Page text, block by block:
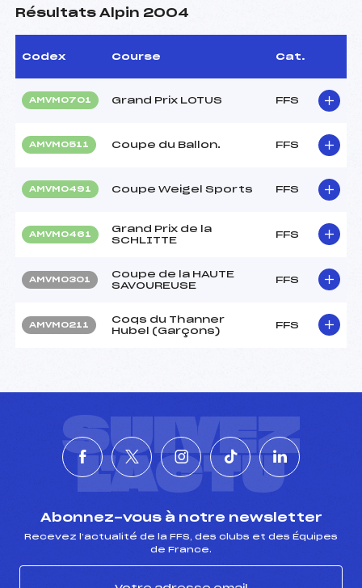
Résultats Alpin 2004
Codex Course Cat.
AMVM0701 Grand Prix LOTUS FFS
AMVM0511 Coupe du Ballon. FFS
AMVM0491 Coupe Weigel Sports FFS
AMVM0461
Grand Prix de la
SCHLITTE
FFS
AMVM0301
Coupe de la HAUTE
SAVOUREUSE
FFS
AMVM0211
Coqs du Thanner
Hubel (Garçons)
FFS
SUIVEZ
L'ACTU
Abonnez-vous à notre newsletter
Recevez l’actualité de la FFS, des clubs et des Équipes
de France.